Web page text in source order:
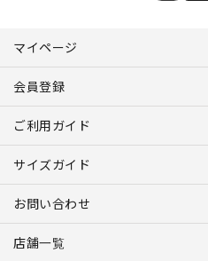
マイページ
会員登録
ご利用ガイド
サイズガイド
お問い合わせ
店舗一覧